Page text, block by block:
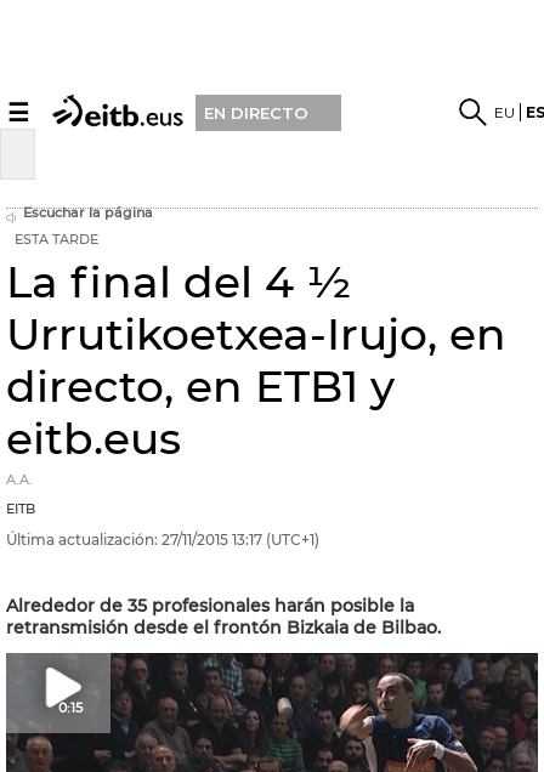
☰ EN DIRECTO EU
Escuchar la página
ESTA TARDE
La final del 4 ½
Urrutikoetxea-Irujo, en
directo, en ETB1 y
eitb.eus
A.A.
EITB
Última actualización: 27/11/2015 13:17 (UTC+1)
Alrededor de 35 profesionales harán posible la
retransmisión desde el frontón Bizkaia de Bilbao.
0:15